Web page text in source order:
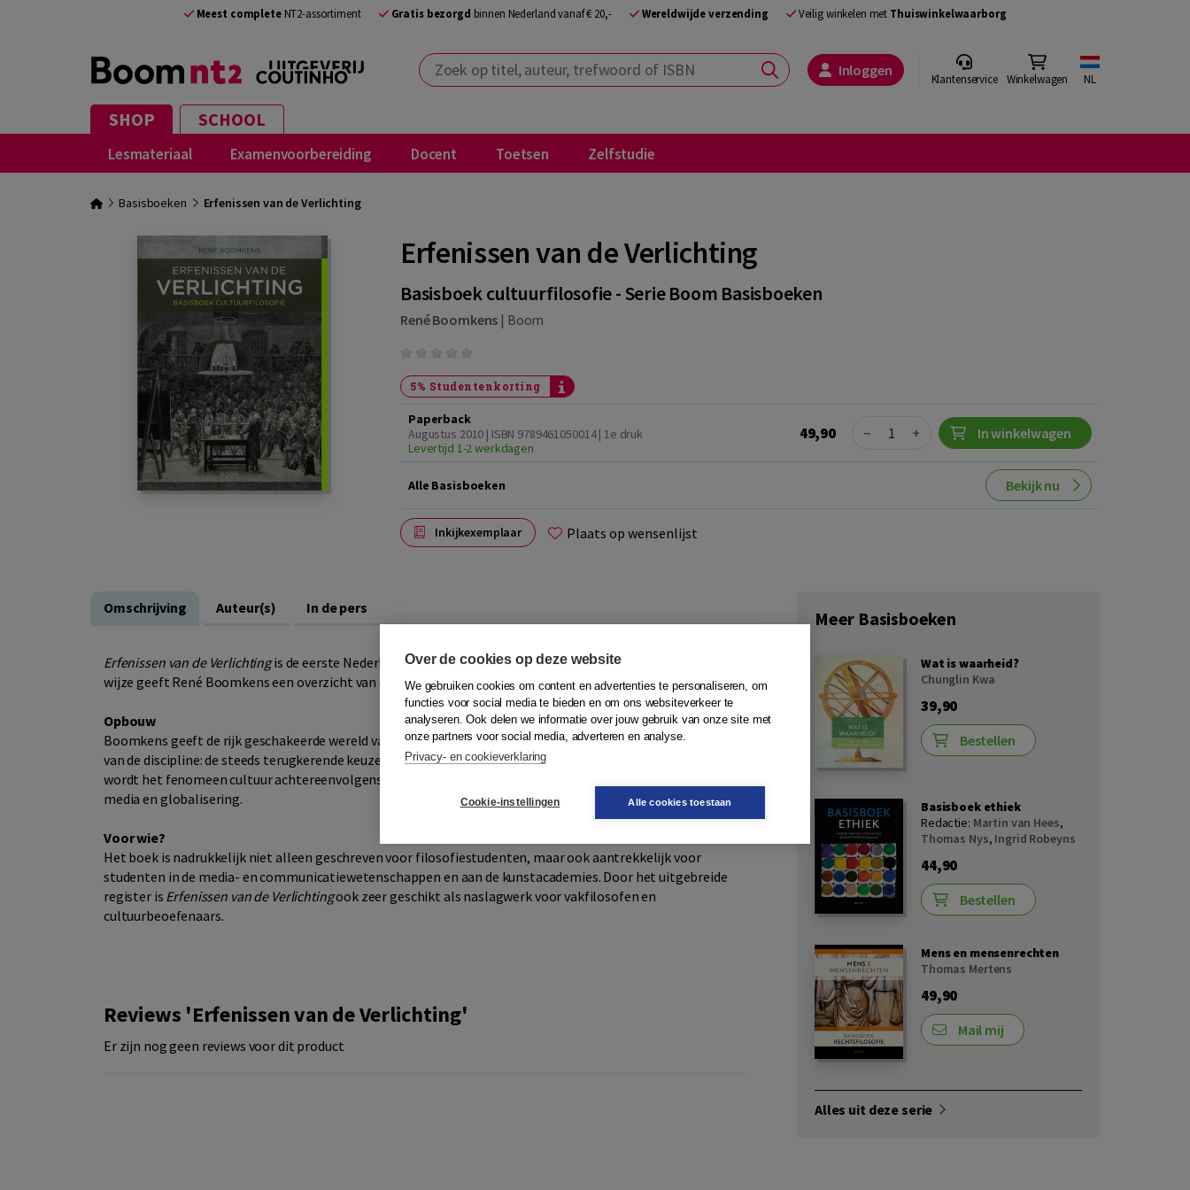
Meest completeNT2-assortiment Gratis bezorgd binnen Nederland vanaf € 20,- Wereldwijde verzending Veilig winkelen met Thuiswinkelwaarborg
Zoek op titel, auteur, trefwoord of ISBN Inloggen Klantenservice Winkelwagen NL
SHOP SCHOOL
Lesmateriaal Examenvoorbereiding Docent Toetsen Zelfstudie
Basisboeken Erfenissen van de Verlichting
Erfenissen van de Verlichting
Basisboek cultuurfilosofie - Serie Boom Basisboeken
René Boomkens | Boom
5% Studentenkorting
Paperback
Augustus 2010 | ISBN 9789461050014 | 1e druk
Levertijd 1-2 werkdagen
49,90 Quantity
− + In winkelwagen
Alle Basisboeken Bekijk nu
Inkijkexemplaar Plaats op wensenlijst
Omschrijving Auteur(s) In de pers
Erfenissen van de Verlichtingis de eerste Nederlandstalige inleiding in de cultuurfilosofie. Op toegankelijke
wijze geeft René Boomkens een overzicht van de belangrijkste problemen en denkers binnen deze discipline.
Opbouw
Boomkens geeft de rijk geschakeerde wereld van de cultuurfilosofie samenhang vanuit het grote dilemma
van de discipline: de steeds terugkerende keuze tussen verlichting en romantiek. In de diverse hoofdstukken
wordt het fenomeen cultuur achtereenvolgens in verband gebracht met klasse, moderniteit, politiek, kunst,
media en globalisering.
Voor wie?
Het boek is nadrukkelijk niet alleen geschreven voor filosofiestudenten, maar ook aantrekkelijk voor
studenten in de media- en communicatiewetenschappen en aan de kunstacademies. Door het uitgebreide
register is Erfenissen van de Verlichtingook zeer geschikt als naslagwerk voor vakfilosofen en
cultuurbeoefenaars.
Reviews 'Erfenissen van de Verlichting'
Er zijn nog geen reviews voor dit product
Meer Basisboeken
Wat is waarheid?
Chunglin Kwa
39,90
Bestellen
Basisboek ethiek
Redactie: Martin van Hees,
Thomas Nys, Ingrid Robeyns
44,90
Bestellen
Mens en mensenrechten
Thomas Mertens
49,90
Mail mij
Alles uit deze serie
Over de cookies op deze website
We gebruiken cookies om content en advertenties te personaliseren, om
functies voor social media te bieden en om ons websiteverkeer te
analyseren. Ook delen we informatie over jouw gebruik van onze site met
onze partners voor social media, adverteren en analyse.
Privacy- en cookieverklaring
Cookie-instellingen Alle cookies toestaan